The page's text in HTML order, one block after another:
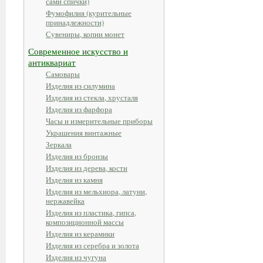
Фумофилия (курительные
принадлежности)
Сувениры, копии монет
Современное искусство и
антиквариат
Самовары
Изделия из силумина
Изделия из стекла, хрусталя
Изделия из фарфора
Часы и измерительные приборы
Украшения винтажные
Зеркала
Изделия из бронзы
Изделия из дерева, кости
Изделия из камня
Изделия из мельхиора, латуни,
нержавейка
Изделия из пластика, гипса,
композиционной массы
Изделия из керамики
Изделия из серебра и золота
Изделия из чугуна